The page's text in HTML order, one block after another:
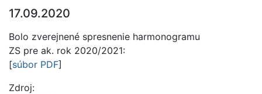
17.09.2020
Bolo zverejnené spresnenie harmonogramu
ZS pre ak. rok 2020/2021:
[súbor PDF]
Zdroj: